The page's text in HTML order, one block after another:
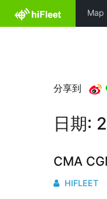
分享到
日期:
CMA
HIFLEET